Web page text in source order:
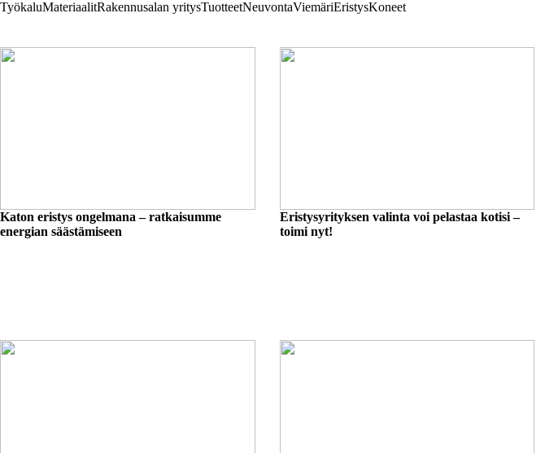
TyökaluMateriaalitRakennusalan yritysTuotteetNeuvontaViemäriEristysKoneet
Katon eristys ongelmana – ratkaisumme
energian säästämiseen
Eristysyrityksen valinta voi pelastaa kotisi –
toimi nyt!